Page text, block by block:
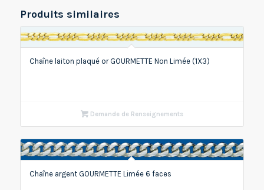
Produits similaires
Chaîne laiton plaqué or GOURMETTE Non Limée (1X3)
Demande de Renseignements
Chaîne argent GOURMETTE Limée 6 faces